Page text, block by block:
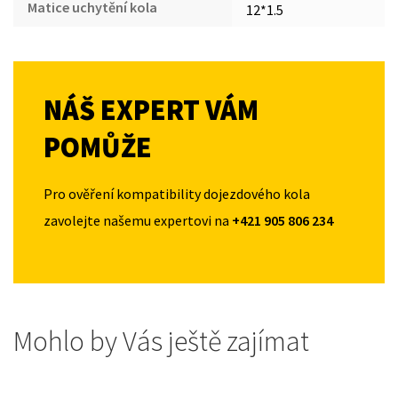
Matice uchytění kola 12*1.5
NÁŠ EXPERT VÁM
POMŮŽE
Pro ověření kompatibility dojezdového kola
zavolejte našemu expertovi na +421 905 806 234
Mohlo by Vás ještě zajímat